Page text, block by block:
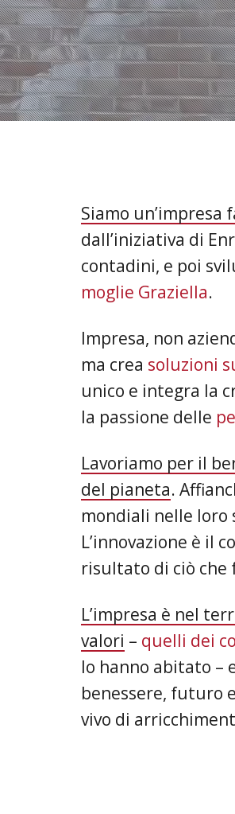
Siamo un’impresa
dall’iniziativa di
contadini, e poi
moglie Graziella.
Impresa, non
ma crea soluzioni
unico e integra la
la passione delle
Lavoriamo per il
del pianeta.
mondiali nelle
L’innovazione è il
risultato di ciò che
L’impresa è nel
valori – quelli dei
lo hanno abitato –
benessere, futuro
vivo di